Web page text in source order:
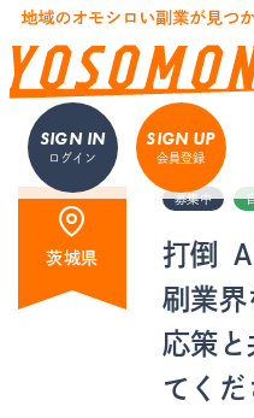
SIGN IN
ログイン
SIGN UP
会員登録
茨城県
募集中
打倒
刷業
応策と
てくだ